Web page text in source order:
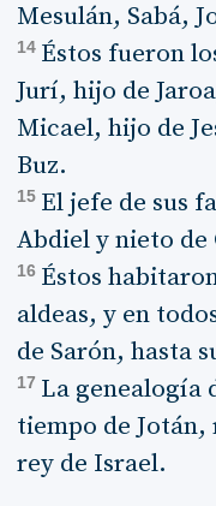
Mesulán, Sabá,
14 Éstos fueron
Jurí, hijo de
Micael, hijo de
Buz.
15 El jefe de sus
Abdiel y nieto de
16 Éstos
aldeas, y en
de Sarón, hasta
17 La genealogía
tiempo de Jotán,
rey de Israel.